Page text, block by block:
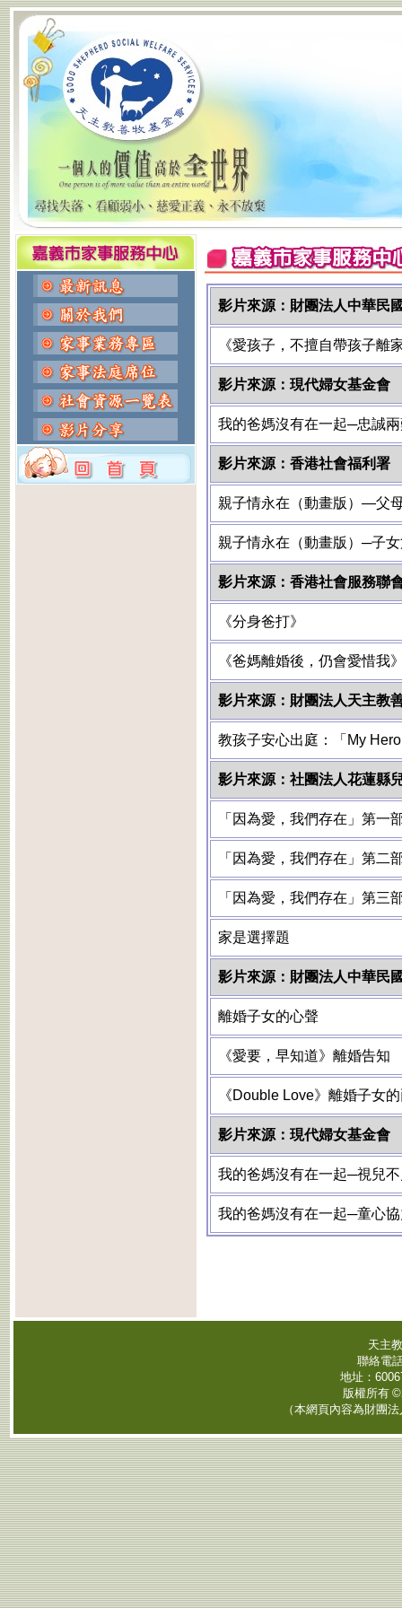
影片來源：財團法人中華民
《愛孩子，不擅自帶孩子離
影片來源：現代婦女基金會
我的爸媽沒有在一起─忠誠
影片來源：香港社會福利署
親子情永在（動畫版）—父
親子情永在（動畫版）─子
影片來源：香港社會服務聯
《分身爸打》
《爸媽離婚後，仍會愛惜我
影片來源：財團法人天主教
教孩子安心出庭：「My
影片來源：社團法人花蓮縣
「因為愛，我們存在」第一
「因為愛，我們存在」第二
「因為愛，我們存在」第三
家是選擇題
影片來源：財團法人中華民
離婚子女的心聲
《愛要，早知道》離婚告知
《Double Love》離婚子女
影片來源：現代婦女基金會
我的爸媽沒有在一起─視兒
我的爸媽沒有在一起─童心
天主
聯絡電
地址：
版權所有
（本網頁內容為財團